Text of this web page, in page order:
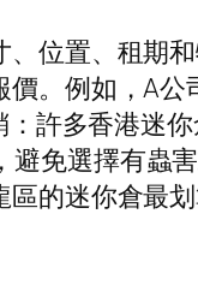
位置、租期
。例如，A
許多香港迷
免選擇有蟲
的迷你倉最